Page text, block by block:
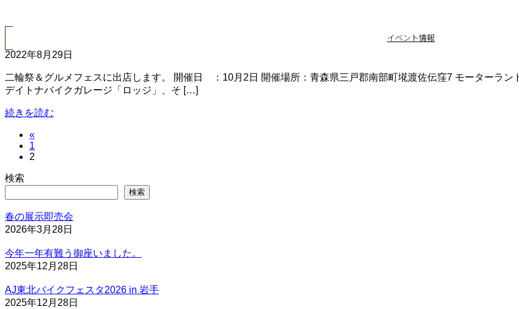
イベント情報
2022年8月29日
二輪祭＆グルメフェスに出店します。 開催日 ：10月2日 開催場所：青森県三戸郡南部町埖渡佐伝窪7 モーター
デイトナバイクガレージ「ロッジ」、そ […]
続きを読む
の
ペ
ー
ジ
送
り
«
固
定
ー
ジ
1
固
2
検索
検索
春の展示即売会
2026年3月28日
今年一年有難う御座いました。
2025年12月28日
AJ東北バイクフェスタ2026 in 岩手
2025年12月28日